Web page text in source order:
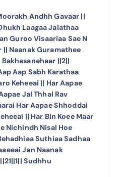
Andhh Gavaar ||
Laagaa Jalathaa
Guroo Visaariaa Sae N
|| Naanak Guramathee
||2||
Aap Sabh Karathaa
Keheeai || Har Aapae
Jal Thhal Rav
Har Aapae Shhoddai
|| Har Bin Koee Maar
Nichindh Nisal Hoe
Suthiaa Sadhaa
Jan Naanak
Sudhhu